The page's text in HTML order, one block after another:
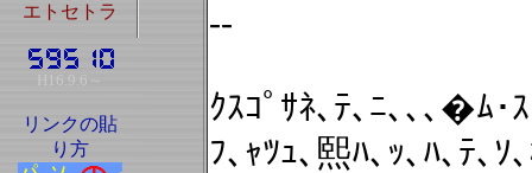
--
ｸｽｺﾟｻﾈ､ﾃ､ﾆ､､､�ﾑ･
ﾌ､ｬﾂｭ､熙ﾊ､ｯ､ﾊ､ﾃ､ｿ
エトセトラ
H16.9.6～
リンクの貼
り方